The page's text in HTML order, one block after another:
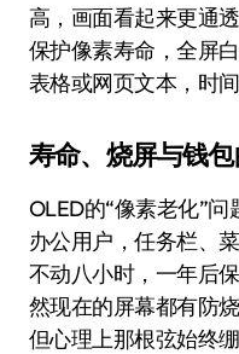
高，画面看起来更通
保护像素寿命，全屏
表格或网页文本，时
寿命、烧屏与钱
OLED的“像素老化”
办公用户，任务栏、
不动八小时，一年后
然现在的屏幕都有防
但心理上那根弦始终绷